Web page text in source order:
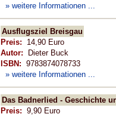
» weitere Informationen ...
Ausflugsziel Breisgau
Preis: 14,90 Euro
Autor: Dieter Buck
ISBN: 9783874078733
» weitere Informationen ...
Das Badnerlied - Geschichte
Preis: 9,90 Euro